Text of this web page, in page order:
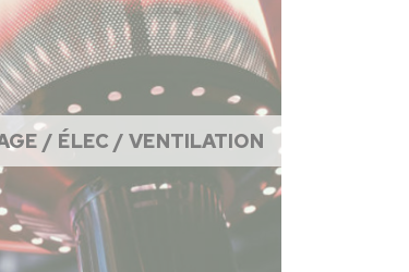
/ ÉLEC / VENTILATION